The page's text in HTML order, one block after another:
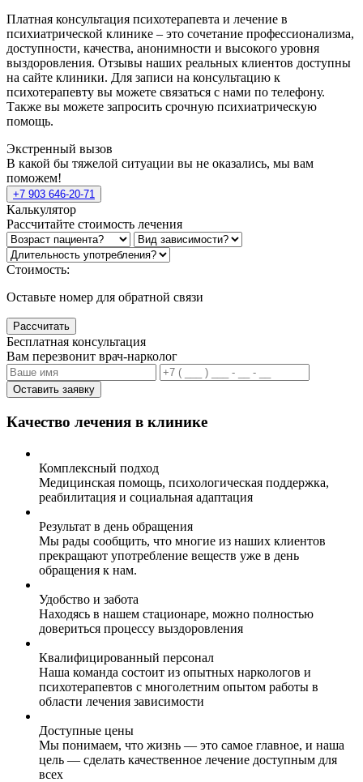
Платная консультация психотерапевта и лечение в
психиатрической клинике – это сочетание профессионализма,
доступности, качества, анонимности и высокого уровня
выздоровления. Отзывы наших реальных клиентов доступны
на сайте клиники. Для записи на консультацию к
психотерапевту вы можете связаться с нами по телефону.
Также вы можете запросить срочную психиатрическую
помощь.
Экстренный вызов
В какой бы тяжелой ситуации вы не оказались, мы вам
поможем!
+7 903 646-20-71
Калькулятор
Рассчитайте стоимость лечения
Стоимость:
Оставьте номер для обратной связи
Рассчитать
Бесплатная консультация
Вам перезвонит врач-нарколог
Оставить заявку
Качество лечения в клинике
Комплексный подход
Медицинская помощь, психологическая поддержка,
реабилитация и социальная адаптация
Результат в день обращения
Мы рады сообщить, что многие из наших клиентов
прекращают употребление веществ уже в день
обращения к нам.
Удобство и забота
Находясь в нашем стационаре, можно полностью
довериться процессу выздоровления
Квалифицированный персонал
Наша команда состоит из опытных наркологов и
психотерапевтов с многолетним опытом работы в
области лечения зависимости
Доступные цены
Мы понимаем, что жизнь — это самое главное, и наша
цель — сделать качественное лечение доступным для
всех